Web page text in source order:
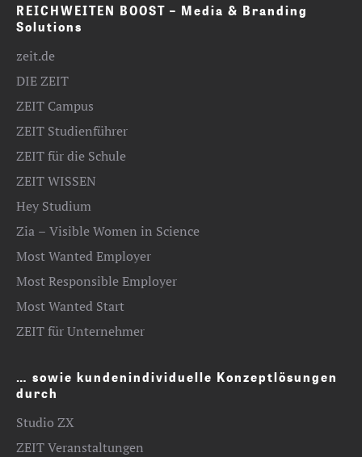
REICHWEITEN BOOST – Media & Branding
Solutions
zeit.de
DIE ZEIT
ZEIT Campus
ZEIT Studienführer
ZEIT für die Schule
ZEIT WISSEN
Hey Studium
Zia – Visible Women in Science
Most Wanted Employer
Most Responsible Employer
Most Wanted Start
ZEIT für Unternehmer
… sowie kundenindividuelle Konzeptlösungen
durch
Studio ZX
ZEIT Veranstaltungen